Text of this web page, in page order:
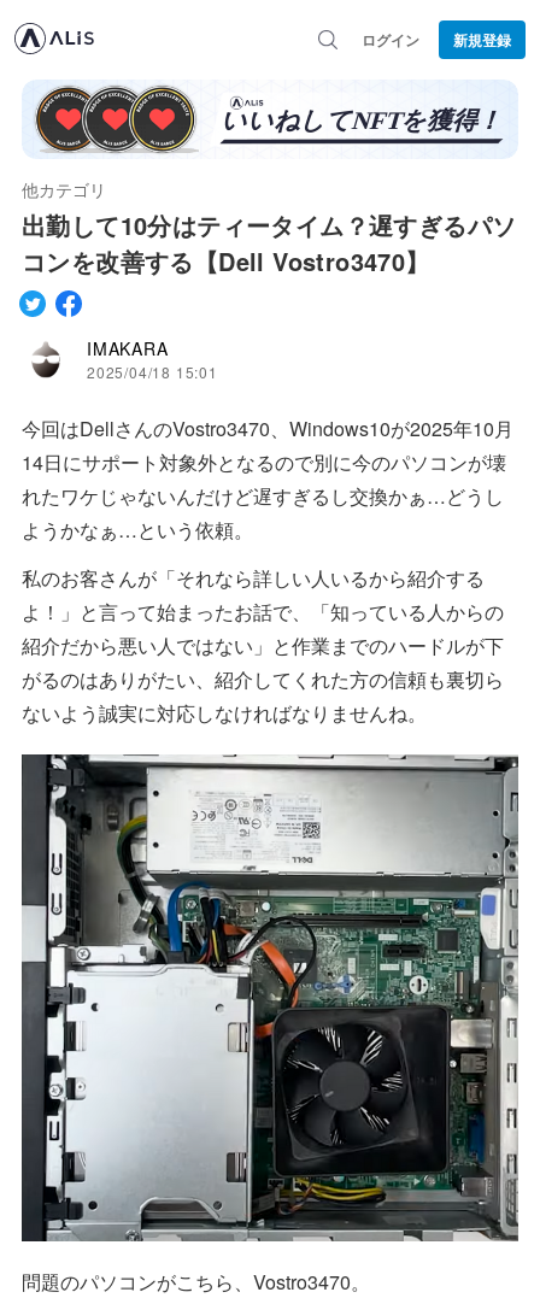
ログイン 新規登録
他カテゴリ
出勤して10分はティータイム？遅すぎるパソ
コンを改善する【Dell Vostro3470】
IMAKARA
2025/04/18 15:01
今回はDellさんのVostro3470、Windows10が2025年10月
14日にサポート対象外となるので別に今のパソコンが壊
れたワケじゃないんだけど遅すぎるし交換かぁ…どうし
ようかなぁ…という依頼。
私のお客さんが「それなら詳しい人いるから紹介する
よ！」と言って始まったお話で、「知っている人からの
紹介だから悪い人ではない」と作業までのハードルが下
がるのはありがたい、紹介してくれた方の信頼も裏切ら
ないよう誠実に対応しなければなりませんね。
問題のパソコンがこちら、Vostro3470。